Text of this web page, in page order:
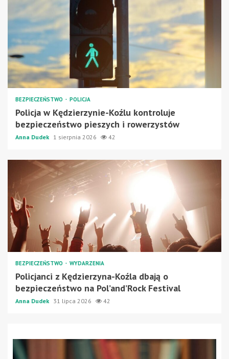
BEZPIECZEŃSTWO POLICJA
Policja w Kędzierzynie-Koźlu kontroluje
bezpieczeństwo pieszych i rowerzystów
Anna Dudek 1 sierpnia 2026 42
BEZPIECZEŃSTWO WYDARZENIA
Policjanci z Kędzierzyna-Koźla dbają o
bezpieczeństwo na Pol’and’Rock Festival
Anna Dudek 31 lipca 2026 42